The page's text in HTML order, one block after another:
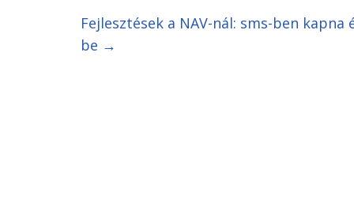
Fejlesztések a NAV-nál: sms-ben
be →